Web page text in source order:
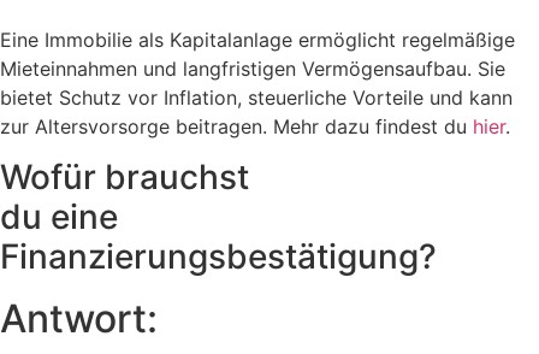
Eine Immobilie als Kapitalanlage ermöglicht regelmäßige
Mieteinnahmen und langfristigen Vermögensaufbau. Sie
bietet Schutz vor Inflation, steuerliche Vorteile und kann
zur Altersvorsorge beitragen. Mehr dazu findest du hier.
Wofür brauchst
du eine
Finanzierungsbestätigung?
Antwort: